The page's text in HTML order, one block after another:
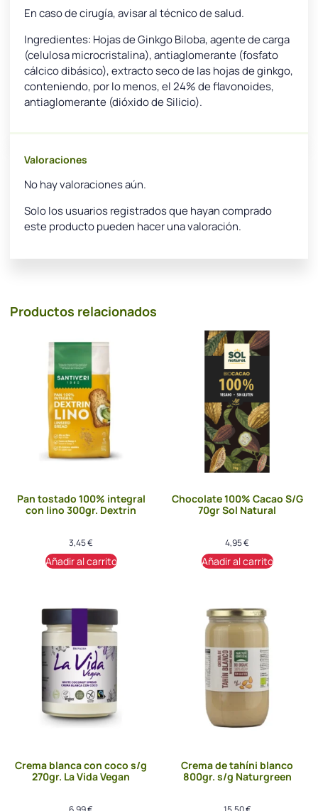
En caso de cirugía, avisar al técnico de salud.
Ingredientes: Hojas de Ginkgo Biloba, agente de carga
(celulosa microcristalina), antiaglomerante (fosfato
cálcico dibásico), extracto seco de las hojas de ginkgo,
conteniendo, por lo menos, el 24% de flavonoides,
antiaglomerante (dióxido de Silicio).
Valoraciones
No hay valoraciones aún.
Solo los usuarios registrados que hayan comprado
este producto pueden hacer una valoración.
Productos relacionados
Pan tostado 100% integral
con lino 300gr. Dextrin
3,45€
Añadir al carrito
Chocolate 100% Cacao S/G
70gr Sol Natural
4,95€
Añadir al carrito
Crema blanca con coco s/g
270gr. La Vida Vegan
Crema de tahíni blanco
800gr. s/g Naturgreen